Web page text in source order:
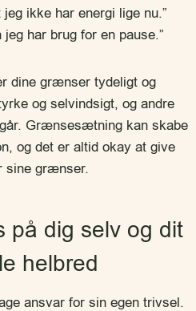
ikke har energi lige nu.”
har brug for en pause.”
dine grænser tydeligt og
og selvindsigt, og andre
Grænsesætning kan skabe
og det er altid okay at give
sine grænser.
på dig selv og dit
helbred
ansvar for sin egen trivsel.